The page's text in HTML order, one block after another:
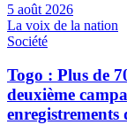
5 août 2026
La voix de la nation
Société
Togo : Plus de
deuxième
enregistrements